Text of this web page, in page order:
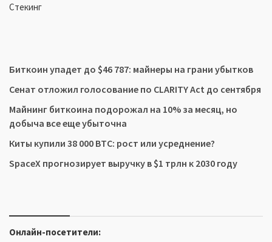
Стекинг
Биткоин упадет до $46 787: майнеры на грани убытков
Сенат отложил голосование по CLARITY Act до сентября
Майнинг биткоина подорожал на 10% за месяц, но
добыча все еще убыточна
Киты купили 38 000 BTC: рост или усреднение?
SpaceX прогнозирует выручку в $1 трлн к 2030 году
Онлайн-посетители: